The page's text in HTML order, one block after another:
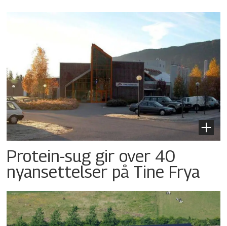
Protein-sug gir over 40
nyansettelser på Tine Frya